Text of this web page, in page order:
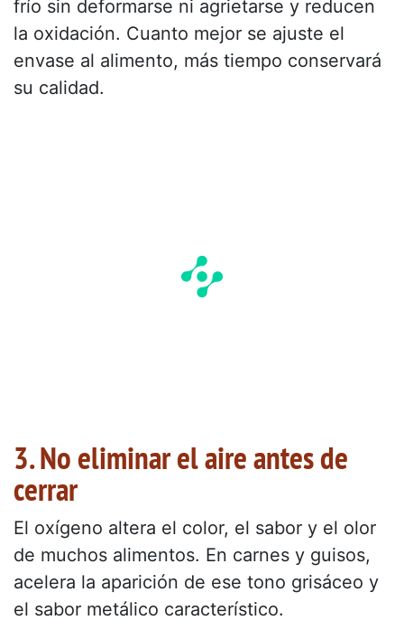
frío sin deformarse ni agrietarse y reducen
la oxidación. Cuanto mejor se ajuste el
envase al alimento, más tiempo conservará
su calidad.
3. No eliminar el aire antes de
cerrar
El oxígeno altera el color, el sabor y el olor
de muchos alimentos. En carnes y guisos,
acelera la aparición de ese tono grisáceo y
el sabor metálico característico.